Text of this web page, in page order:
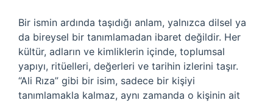
Bir ismin ardında taşıdığı anlam, yalnızca dilsel ya
da bireysel bir tanımlamadan ibaret değildir. Her
kültür, adların ve kimliklerin içinde, toplumsal
yapıyı, ritüelleri, değerleri ve tarihin izlerini taşır.
“Ali Rıza” gibi bir isim, sadece bir kişiyi
tanımlamakla kalmaz, aynı zamanda o kişinin ait